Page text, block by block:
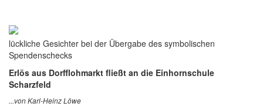
lückliche Gesichter bei der Übergabe des symbolischen
Spendenschecks
Erlös aus Dorfflohmarkt fließt an die Einhornschule
Scharzfeld
...von Karl-Heinz Löwe